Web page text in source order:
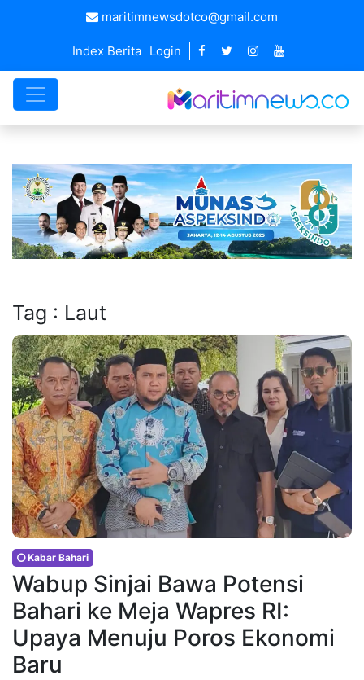
maritimnewsdotco@gmail.com
Index Berita Login
Tag : Laut
Kabar Bahari
Wabup Sinjai Bawa Potensi
Bahari ke Meja Wapres RI:
Upaya Menuju Poros Ekonomi
Baru